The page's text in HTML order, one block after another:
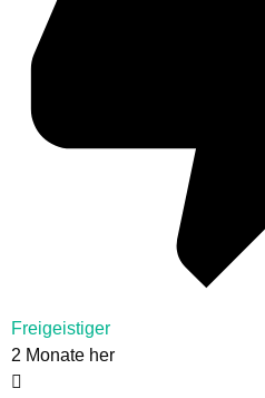
Freigeistiger
2 Monate her